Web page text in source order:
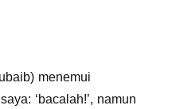
menemui
‘bacalah!’, namun